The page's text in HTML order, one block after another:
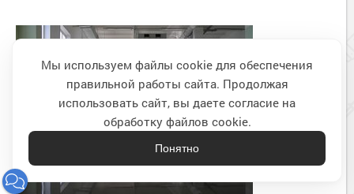
Мы используем файлы cookie для обеспечения
правильной работы сайта. Продолжая
использовать сайт, вы даете согласие на
обработку файлов cookie.
Понятно